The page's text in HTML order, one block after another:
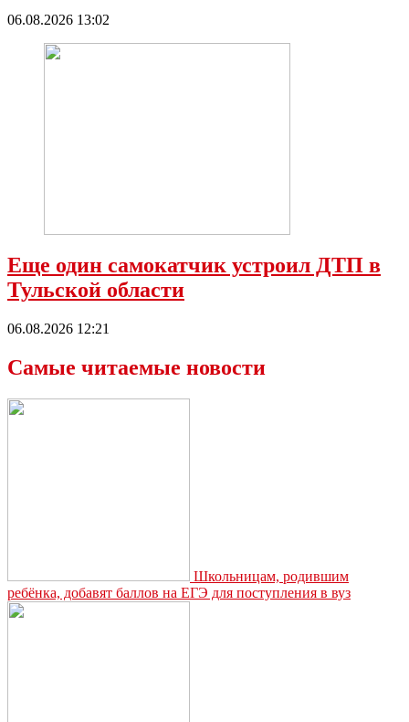
06.08.2026 13:02
Еще один самокатчик устроил ДТП в
Тульской области
06.08.2026 12:21
Самые читаемые новости
Школьницам, родившим
ребёнка, добавят баллов на ЕГЭ для поступления в вуз